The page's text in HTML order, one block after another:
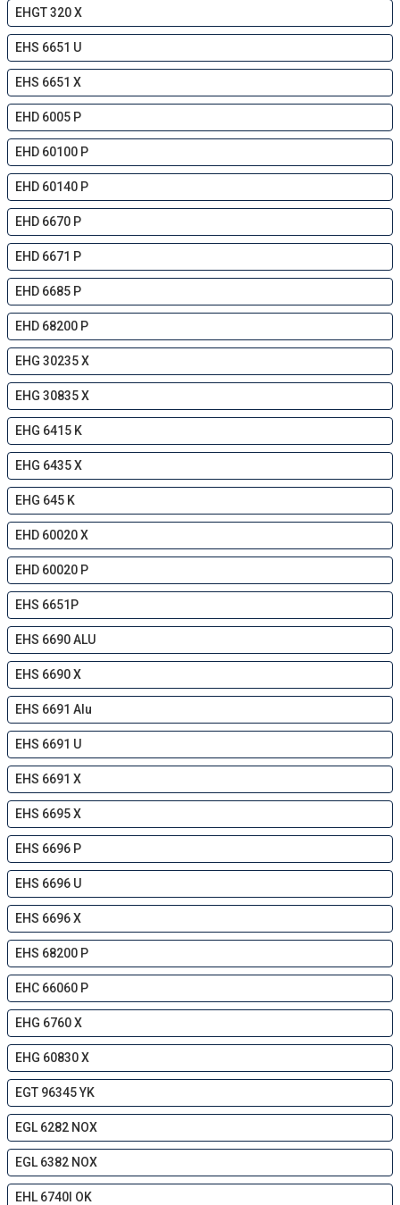
EHGT 320 X
EHS 6651 U
EHS 6651 X
EHD 6005 P
EHD 60100 P
EHD 60140 P
EHD 6670 P
EHD 6671 P
EHD 6685 P
EHD 68200 P
EHG 30235 X
EHG 30835 X
EHG 6415 K
EHG 6435 X
EHG 645 K
EHD 60020 X
EHD 60020 P
EHS 6651P
EHS 6690 ALU
EHS 6690 X
EHS 6691 Alu
EHS 6691 U
EHS 6691 X
EHS 6695 X
EHS 6696 P
EHS 6696 U
EHS 6696 X
EHS 68200 P
EHC 66060 P
EHG 6760 X
EHG 60830 X
EGT 96345 YK
EGL 6282 NOX
EGL 6382 NOX
EHL 6740I OK